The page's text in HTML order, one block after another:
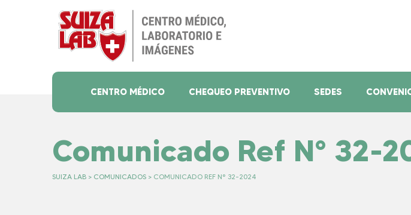
CENTRO MÉDICO CHEQUEO PREVENTIVO SEDES
Comunicado Ref N° 32-
SUIZA LAB > COMUNICADOS > COMUNICADO REF N° 32-2024